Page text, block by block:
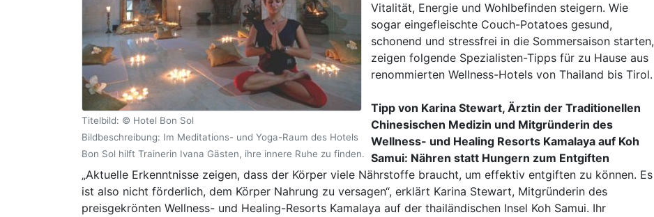
Titelbild: © Hotel Bon Sol
Bildbeschreibung: Im Meditations- und Yoga-Raum des Hotels
Bon Sol hilft Trainerin Ivana Gästen, ihre innere Ruhe zu finden.
Vitalität, Energie und Wohlbefinden steigern. Wie
sogar eingefleischte Couch-Potatoes gesund,
schonend und stressfrei in die Sommersaison starten,
zeigen folgende Spezialisten-Tipps für zu Hause aus
renommierten Wellness-Hotels von Thailand bis Tirol.
Tipp von Karina Stewart, Ärztin der Traditionellen
Chinesischen Medizin und Mitgründerin des
Wellness- und Healing Resorts Kamalaya auf Koh
Samui: Nähren statt Hungern zum Entgiften
„Aktuelle Erkenntnisse zeigen, dass der Körper viele Nährstoffe braucht, um effektiv entgiften zu können. Es
ist also nicht förderlich, dem Körper Nahrung zu versagen“, erklärt Karina Stewart, Mitgründerin des
preisgekrönten Wellness- und Healing-Resorts Kamalaya auf der thailändischen Insel Koh Samui. Ihr